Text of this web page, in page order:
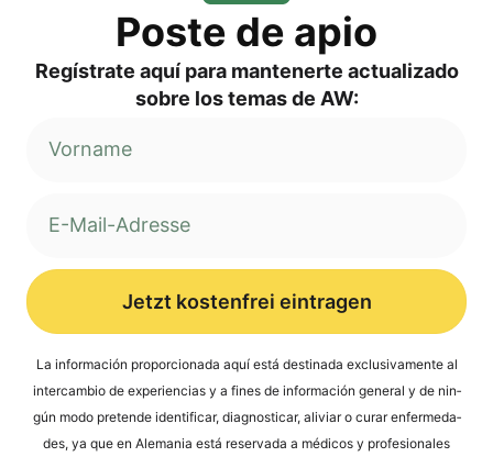
Pos­te de apio
Regí­s­tra­te aquí para man­ten­er­te actua­liz­ado
sob­re los temas de AW:
Jetzt kostenfrei eintragen
La infor­mación pro­por­cio­na­da aquí está desti­na­da exclu­si­v­a­men­te al
inter­cam­bio de expe­ri­en­ci­as y a fines de infor­mación gene­ral y de nin­
gún modo pre­ten­de iden­ti­fi­car, dia­gno­sti­car, ali­vi­ar o curar enfer­me­da­
des, ya que en Ale­ma­nia está reser­va­da a méd­icos y pro­fe­sio­na­les